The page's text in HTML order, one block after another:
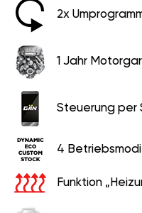
2x
1 Jahr
Steuerung per
4 Betriebsmodi
Funktion